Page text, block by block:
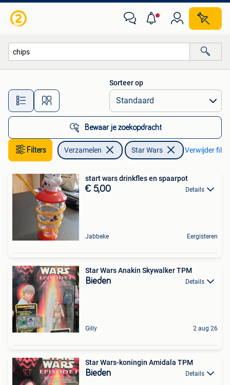
Alle afstanden…
Sorteer op
Bewaar je zoekopdracht
Filters Verzamelen Star Wars Verwijder
start wars drinkfles en spaarpot
€ 5,00 Details
Jabbeke Eergisteren
Star Wars Anakin Skywalker TPM
Bieden Details
Gilly 2 aug 26
Star Wars-koningin Amidala TPM
Bieden Details